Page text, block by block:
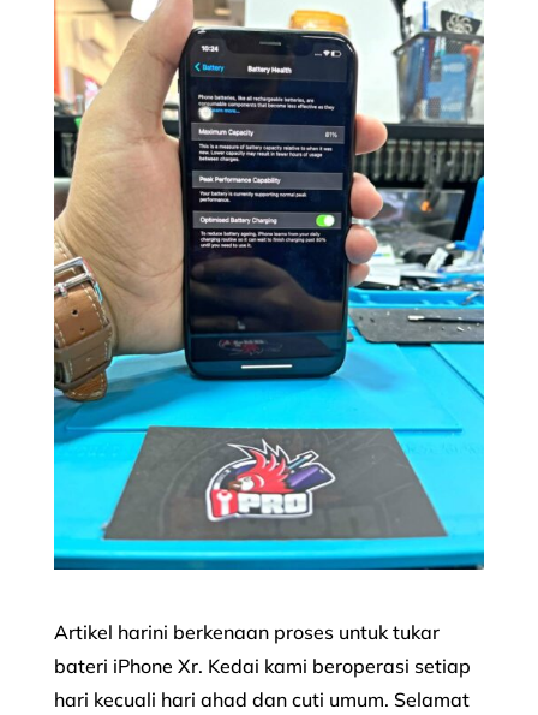
Artikel harini berkenaan proses untuk tukar
bateri iPhone Xr. Kedai kami beroperasi setiap
hari kecuali hari ahad dan cuti umum. Selamat